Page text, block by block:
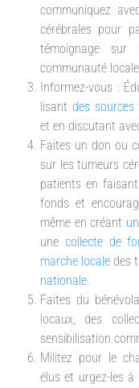
communiquez
cérébrales pour
témoignage
communauté
Informez-vous :
lisant des sources
et en discutant
Faites un don ou
sur les tumeurs
patients en
fonds et
même en créant
une collecte de
marche locale des
nationale.
Faites du
locaux, des
sensibilisation
Militez pour le
élus et urgez-les